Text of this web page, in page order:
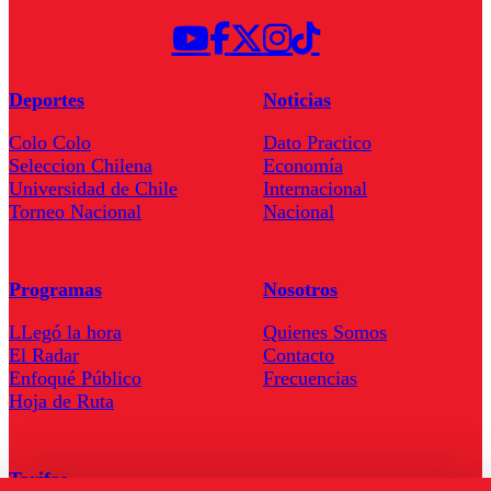
Deportes
Colo Colo
Seleccion Chilena
Universidad de Chile
Torneo Nacional
Noticias
Dato Practico
Economía
Internacional
Nacional
Programas
LLegó la hora
El Radar
Enfoqué Público
Hoja de Ruta
Nosotros
Quienes Somos
Contacto
Frecuencias
Tarifas